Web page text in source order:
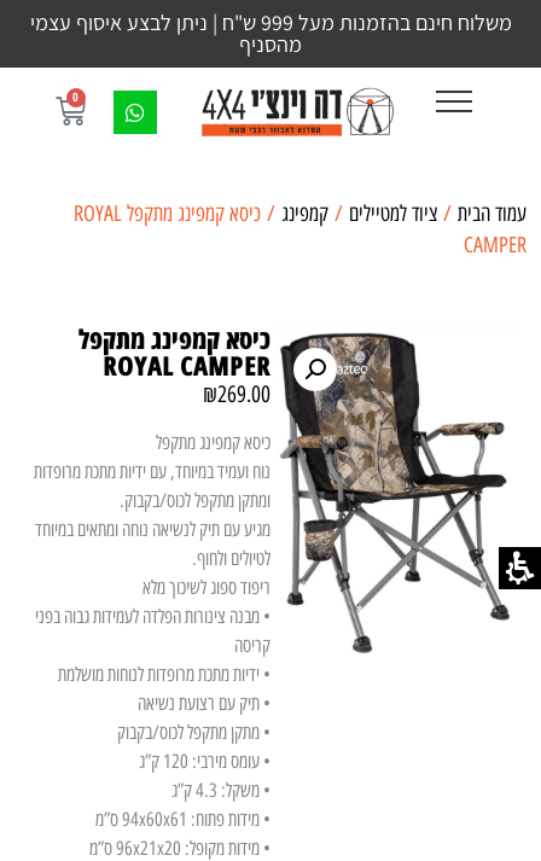
משלוח חינם בהזמנות מעל 999 ש"ח | ניתן לבצע איסוף עצמי
מהסניף
0
עמוד הבית / ציוד למטיילים / קמפינג
/ כיסא קמפינג מתקפל ROYAL
CAMPER
כיסא קמפינג מתקפל
ROYAL CAMPER
₪269.00
כיסא קמפינג מתקפל
נוח ועמיד במיוחד, עם ידיות מתכת מרופדות
ומתקן מתקפל לכוס/בקבוק.
מגיע עם תיק לנשיאה נוחה ומתאים במיוחד
לטיולים ולחוף.
ריפוד ספוג לשיכוך מלא
• מבנה צינורות הפלדה לעמידות גבוה בפני
קריסה
• ידיות מתכת מרופדות לנוחות מושלמת
• תיק עם רצועת נשיאה
• מתקן מתקפל לכוס/בקבוק
• עומס מירבי: 120 ק”ג
• משקל: 4.3 ק”ג
• מידות פתוח: 94x60x61 ס”מ
• מידות מקופל: 96x21x20 ס”מ